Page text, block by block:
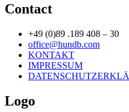
Contact
+49 (0)89 .189 408 – 30
office@hundb.com
KONTAKT
IMPRESSUM
Logo